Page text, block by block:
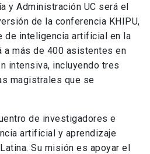
y Administración UC será el
de la conferencia KHIPU,
de inteligencia artificial en la
a más de 400 asistentes en
intensiva, incluyendo tres
magistrales que se
de investigadores e
artificial y aprendizaje
Su misión es apoyar el